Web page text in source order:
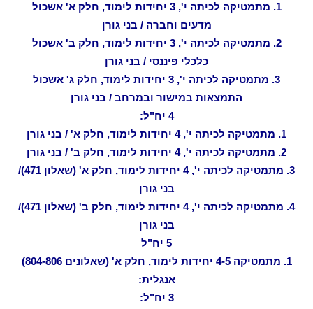
1. מתמטיקה לכיתה י', 3 יחידות לימוד, חלק א' אשכול
מדעים וחברה / בני גורן
2. מתמטיקה לכיתה י', 3 יחידות לימוד, חלק ב' אשכול
כלכלי פיננסי / בני גורן
3. מתמטיקה לכיתה י', 3 יחידות לימוד, חלק ג' אשכול
התמצאות במישור ובמרחב / בני גורן
4 יח"ל:
1. מתמטיקה לכיתה י', 4 יחידות לימוד, חלק א' / בני גורן
2. מתמטיקה לכיתה י', 4 יחידות לימוד, חלק ב' / בני גורן
3. מתמטיקה לכיתה י', 4 יחידות לימוד, חלק א' (שאלון 471)/
בני גורן
4. מתמטיקה לכיתה י', 4 יחידות לימוד, חלק ב' (שאלון 471)/
בני גורן
5 יח"ל
1. מתמטיקה 4-5 יחידות לימוד, חלק א' (שאלונים 804-806)
אנגלית:
3 יח"ל: